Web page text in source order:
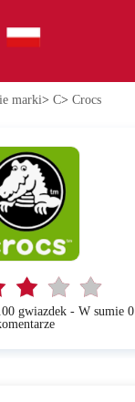
marki> C> Crocs
gwiazdek - W sumie 0